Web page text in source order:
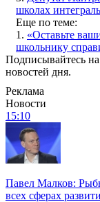
школах
Еще по теме:
1. «Оставьте
школьнику
Подписывайтесь
новостей дня.
Реклама
Новости
15:10
Павел Малков:
всех сферах